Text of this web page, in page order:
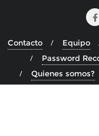
Contacto Equipo
Password
Quienes somos?